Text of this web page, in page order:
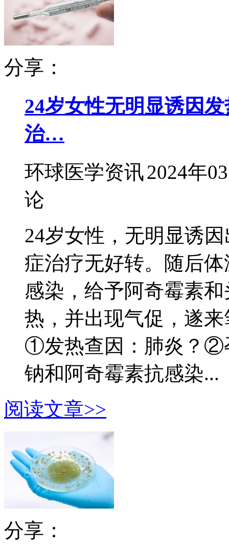
分享：
24岁女性无明显诱因
治…
环球医学资讯2024年
论
24岁女性，无明显诱
症治疗无好转。随后
感染，给予阿奇霉素
热，并出现气促，遂
①发热查因：肺炎？②
钠和阿奇霉素抗感染...
阅读文章>>
分享：